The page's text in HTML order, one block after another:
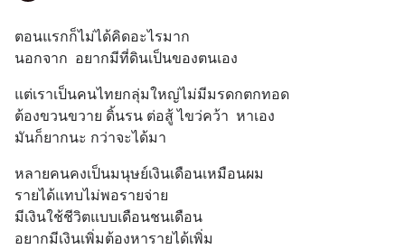
ตอนแรกก็ไม่ได้คิดอะไรมาก
นอกจาก  อยากมีที่ดินเป็นของตนเอง
แต่เราเป็นคนไทยกลุ่มใหญ่ไม่มีมรดกตกทอด
ต้องขวนขวาย ดิ้นรน ต่อสู้ ไขว่คว้า  หาเอง
มันก็ยากนะ กว่าจะได้มา
หลายคนคงเป็นมนุษย์เงินเดือนเหมือนผม
รายได้แทบไม่พอรายจ่าย
มีเงินใช้ชีวิตแบบเดือนชนเดือน
อยากมีเงินเพิ่มต้องหารายได้เพิ่ม